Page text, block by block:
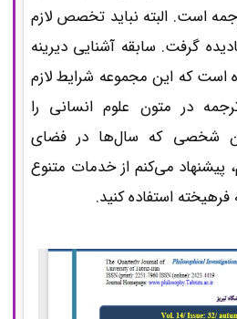
است. البته نباید تخصص لازم
گرفت. سابقه آشنایی دیرینه
است که این مجموعه شرایط لازم
در متون علوم انسانی را
شخصی که سال‌ها در فضای
پیشنهاد می‌کنم از خدمات متنوع
استفاده کنید.